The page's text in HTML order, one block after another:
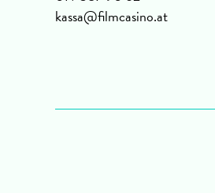
kassa@filmcasino.at